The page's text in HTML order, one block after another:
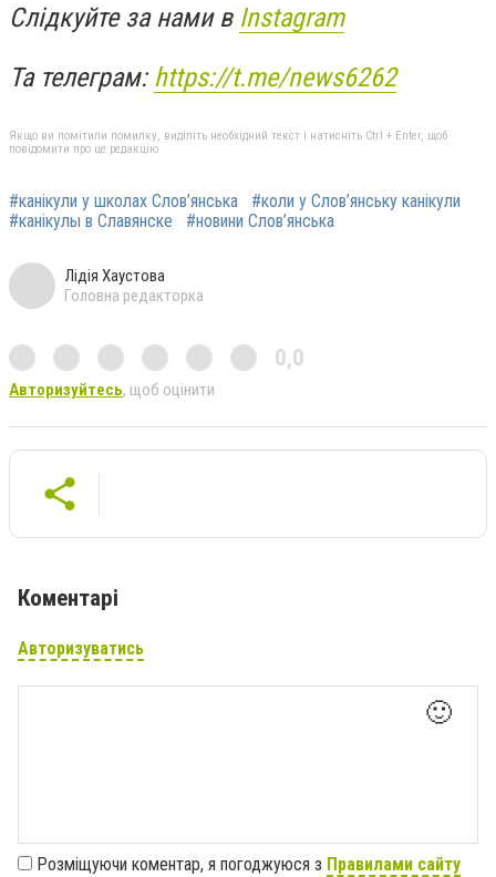
Слідкуйте за нами в Instagram
Та телеграм: https://t.me/news6262
Якщо ви помітили помилку, виділіть необхідний текст і натисніть Ctrl + Enter, щоб
повідомити про це редакцію
#канікули у школах Слов’янська
#коли у Слов’янську канікули
#канікулы в Славянске
#новини Слов’янська
Лідія Хаустова
Головна редакторка
0,0
Авторизуйтесь, щоб оцінити
Коментарі
Авторизуватись
🙂
Розміщуючи коментар, я погоджуюся з Правилами сайту